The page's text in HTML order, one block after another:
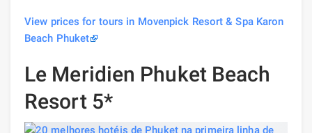
View prices for tours in Movenpick Resort & Spa Karon
Beach Phuket
Le Meridien Phuket Beach
Resort 5*